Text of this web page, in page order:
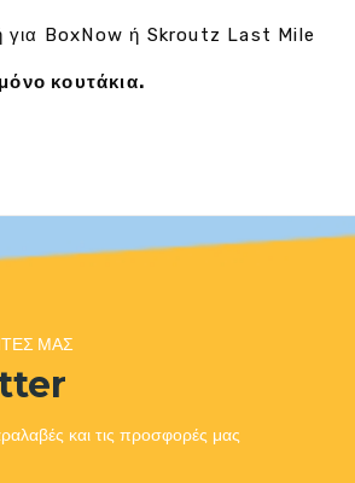
για BoxNow ή Skroutz Last Mile
κουτάκια.
ΜΑΣ
και τις προσφορές μας